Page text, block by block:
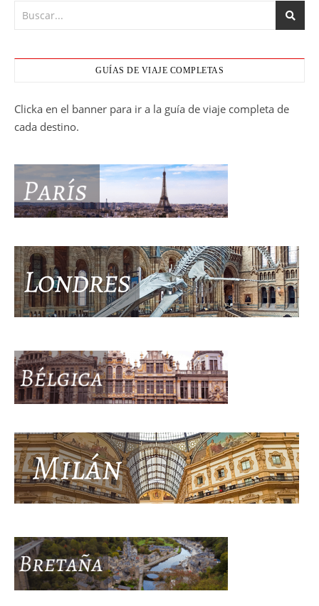
GUÍAS DE VIAJE COMPLETAS
Clicka en el banner para ir a la guía de viaje completa de
cada destino.